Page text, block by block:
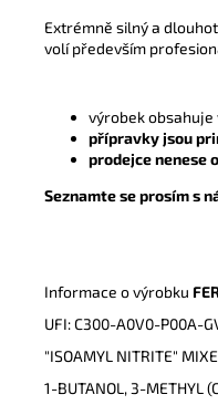
Extrémně silný a
volí především
výrobek obsahuje
přípravky jsou
prodejce nenese
Seznamte se prosím s
Informace o výrobku
UFI:C300-A0V0-P00A-
"ISOAMYL NITRITE"
1-BUTANOL, 3-METHYL